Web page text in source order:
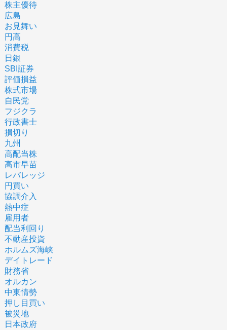
株主優待
広島
お見舞い
円高
消費税
日銀
SBI証券
評価損益
株式市場
自民党
フジクラ
行政書士
損切り
九州
高配当株
高市早苗
レバレッジ
円買い
協調介入
熱中症
雇用者
配当利回り
不動産投資
ホルムズ海峡
デイトレード
財務省
オルカン
中東情勢
押し目買い
被災地
日本政府